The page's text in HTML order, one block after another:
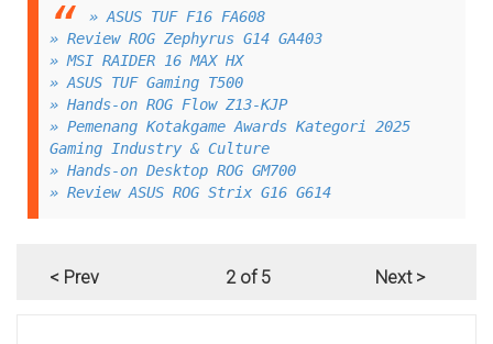
» ASUS TUF F16 FA608
» Review ROG Zephyrus G14 GA403
» MSI RAIDER 16 MAX HX
» ASUS TUF Gaming T500
» Hands-on ROG Flow Z13-KJP
» Pemenang Kotakgame Awards Kategori 2025
Gaming Industry & Culture
» Hands-on Desktop ROG GM700
» Review ASUS ROG Strix G16 G614
< Prev 2 of 5 Next >